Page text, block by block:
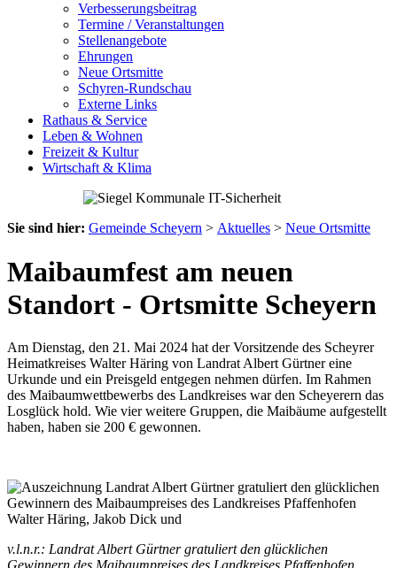
Verbesserungsbeitrag
Termine / Veranstaltungen
Stellenangebote
Ehrungen
Neue Ortsmitte
Schyren-Rundschau
Externe Links
Rathaus & Service
Leben & Wohnen
Freizeit & Kultur
Wirtschaft & Klima
Sie sind hier: Gemeinde Scheyern > Aktuelles > Neue Ortsmitte
Maibaumfest am neuen
Standort - Ortsmitte Scheyern
Am Dienstag, den 21. Mai 2024 hat der Vorsitzende des Scheyrer
Heimatkreises Walter Häring von Landrat Albert Gürtner eine
Urkunde und ein Preisgeld entgegen nehmen dürfen. Im Rahmen
des Maibaumwettbewerbs des Landkreises war den Scheyerern das
Losglück hold. Wie vier weitere Gruppen, die Maibäume aufgestellt
haben, haben sie 200 € gewonnen.
v.l.n.r.: Landrat Albert Gürtner gratuliert den glücklichen
Gewinnern des Maibaumpreises des Landkreises Pfaffenhofen